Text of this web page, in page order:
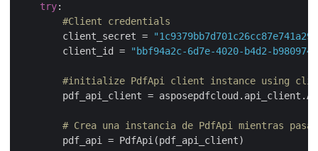
try:
#Client credentials
        client_secret =
        client_id =
"bbf94a2c-6d7e-4020-b4d2-
#initialize PdfApi client instance using
pdf_api_client =
# Crea una instancia de PdfApi mientras
        pdf_api = PdfApi(pdf_api_client)